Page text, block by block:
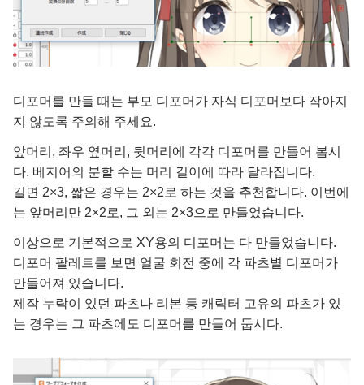
디포머를 만들 때는 부모 디포머가 자식 디포머보다 작아지
지 않도록 주의해 주세요.
앞머리, 좌우 옆머리, 뒷머리에 각각 디포머를 만들어 봅시
다. 베지어의 분할 수는 머리 길이에 따라 달라집니다.
길면 2×3, 짧은 경우는 2×2로 하는 것을 추천합니다. 이번에
는 앞머리만 2×2로, 그 외는 2×3으로 만들었습니다.
이상으로 기본적으로 XY용의 디포머는 다 만들었습니다.
디포머 팔레트를 보면 얼굴 회전 중에 각 파츠별 디포머가
만들어져 있습니다.
제작 누락이 있던 파츠나 리본 등 캐릭터 고유의 파츠가 있
는 경우는 그 파츠에도 디포머를 만들어 둡시다.